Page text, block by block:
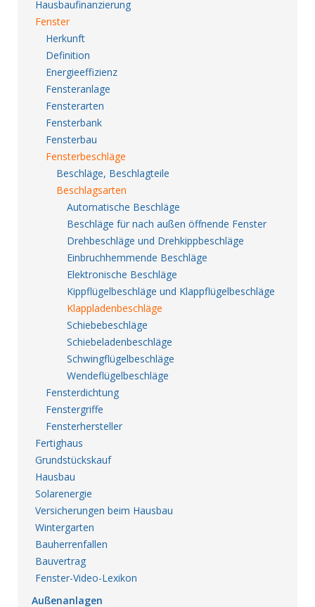
Hausbaufinanzierung
Fenster
Herkunft
Definition
Energieeffizienz
Fensteranlage
Fensterarten
Fensterbank
Fensterbau
Fensterbeschläge
Beschläge, Beschlagteile
Beschlagsarten
Automatische Beschläge
Beschläge für nach außen öffnende Fenster
Drehbeschläge und Drehkippbeschläge
Einbruchhemmende Beschläge
Elektronische Beschläge
Kippflügelbeschläge und Klappflügelbeschläge
Klappladenbeschläge
Schiebebeschläge
Schiebeladenbeschläge
Schwingflügelbeschläge
Wendeflügelbeschläge
Fensterdichtung
Fenstergriffe
Fensterhersteller
Fertighaus
Grundstückskauf
Hausbau
Solarenergie
Versicherungen beim Hausbau
Wintergarten
Bauherrenfallen
Bauvertrag
Fenster-Video-Lexikon
Außenanlagen